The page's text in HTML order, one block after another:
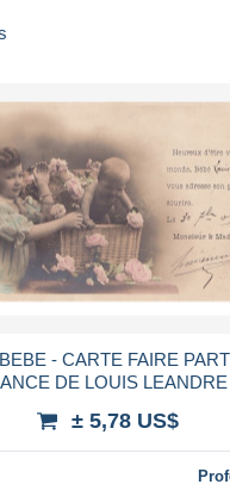
- CARTE FAIRE
DE LOUIS LEANDRE - EN
± 5,78 US$